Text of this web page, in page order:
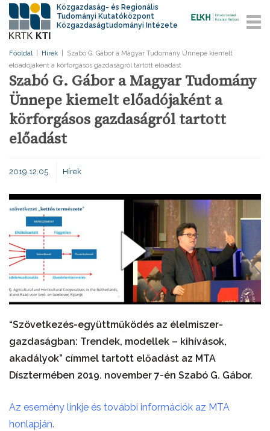
Közgazdaság- és Regionális
Tudományi Kutatóközpont
Közgazdaságtudományi Intézete
Főoldal Hírek
Szabó G. Gábor a Magyar Tudomány Ünnepe kiemelt
előadójaként a körforgásos gazdaságról tartott előadást
Szabó G. Gábor a Magyar Tudomány
Ünnepe kiemelt előadójaként a
körforgásos gazdaságról tartott
előadást
2019.12.05. Hírek
“Szövetkezés-együttműködés az élelmiszer-
gazdaságban: Trendek, modellek – kihívások,
akadályok” címmel tartott előadást az MTA
Dísztermében 2019. november 7-én Szabó G. Gábor.
Az esemény linkje és további információk az MTA
honlapján.